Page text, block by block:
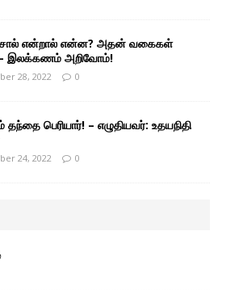
என்றால் என்ன? அதன் வகைகள்
இலக்கணம் அறிவோம்!
28, 2022 0
பெரியார்! – எழுதியவர்: உதயநிதி
24, 2022 0